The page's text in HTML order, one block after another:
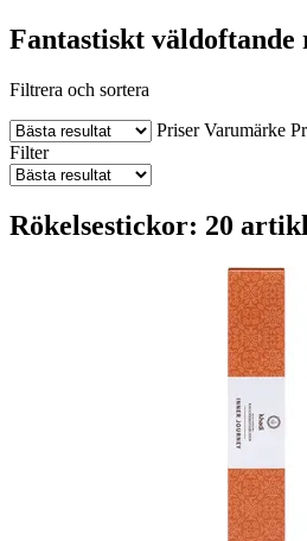
Fantastiskt väldoftande
Filtrera och sortera
Priser Varumärke
Filter
Rökelsestickor: 20